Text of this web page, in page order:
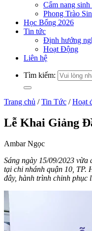
Cẩm nang sinh
Phong Trào
Học Bổng 2026
Tin tức
Định hướng
Hoạt Động
Liên hệ
Tìm kiếm:
Trang chủ / Tin Tức / Hoạt
Lễ Khai Giảng
Ambar Ngọc
Sáng ngày 15/09/2023
tại chi nhánh quận 10, TP.
đây, hành trình chinh phục